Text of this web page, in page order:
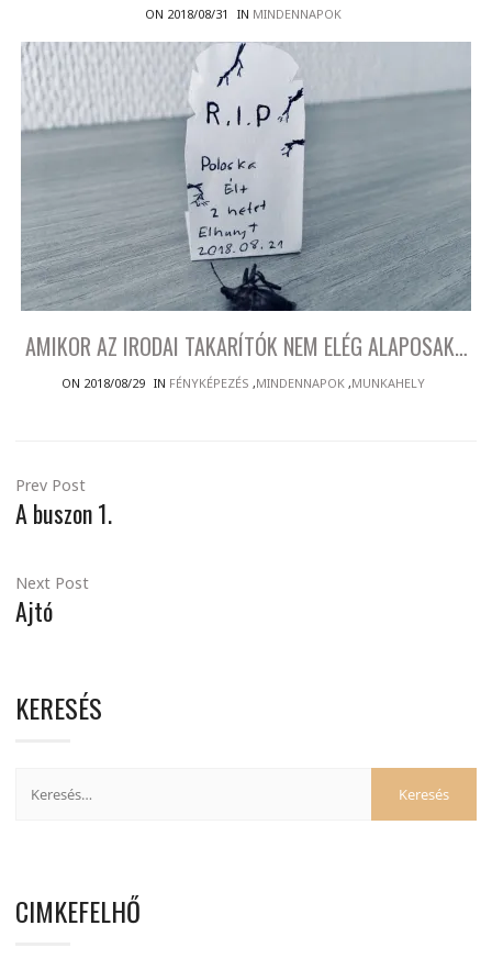
ON 2018/08/31 IN MINDENNAPOK
AMIKOR AZ IRODAI TAKARÍTÓK NEM ELÉG ALAPOSAK…
ON 2018/08/29 IN FÉNYKÉPEZÉS ,MINDENNAPOK ,MUNKAHELY
Prev Post
A buszon 1.
Next Post
Ajtó
KERESÉS
CIMKEFELHŐ